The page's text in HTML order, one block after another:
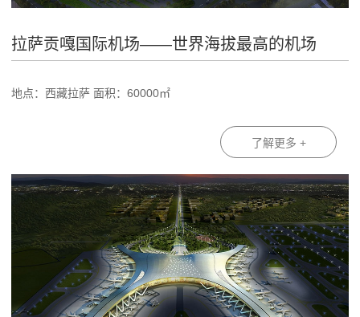
拉萨贡嘎国际机场——世界海拔最高的机场
地点：西藏拉萨 面积：60000㎡
了解更多 +